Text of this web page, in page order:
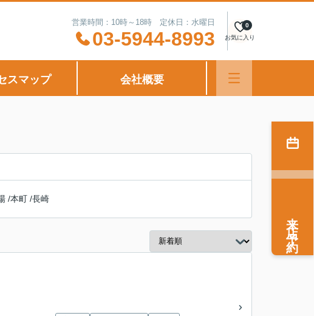
営業時間：10時～18時 定休日：水曜日
03-5944-8993 お気に入り
0
スマップ 会社概要
/本町 /長崎
来店予約